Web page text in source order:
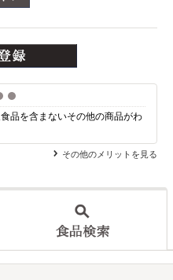
4
品を含まないその他の商品がわ
その他のメリットを見る